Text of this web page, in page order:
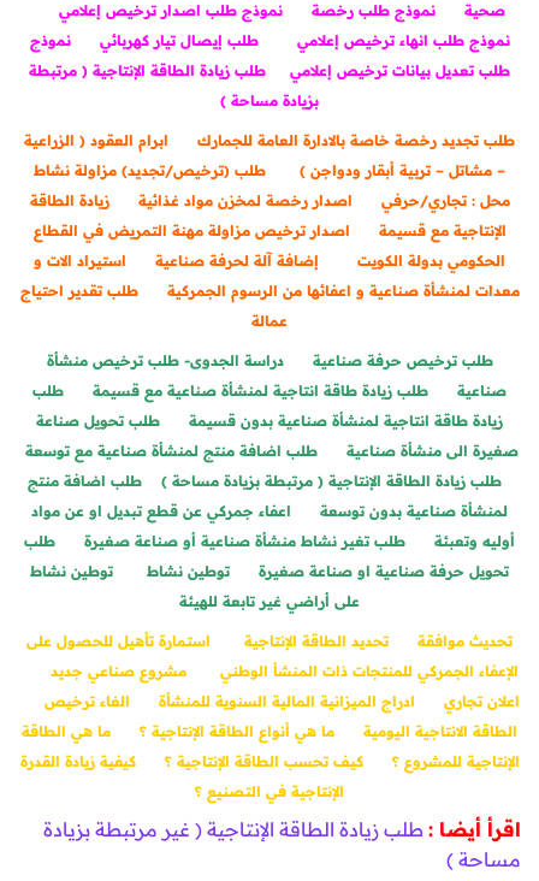
صحية
نموذج طلب رخصة
نموذج طلب اصدار ترخيص إعلامي
نموذج طلب انهاء ترخيص إعلامي
طلب إيصال تيار كهربائي
نموذج
طلب تعديل بيانات ترخيص إعلامي
طلب زيادة الطاقة الإنتاجية ( مرتبطة
بزيادة مساحة )
طلب تجديد رخصة خاصة بالادارة العامة للجمارك
ابرام العقود ( الزراعية
– مشاتل – تربية أبقار ودواجن )
طلب (ترخيص/تجديد) مزاولة نشاط
محل : تجاري/حرفي
اصدار رخصة لمخزن مواد غذائية
زيادة الطاقة
الإنتاجية مع قسيمة
اصدار ترخيص مزاولة مهنة التمريض في القطاع
الحكومي بدولة الكويت
إضافة آلة لحرفة صناعية
استيراد الات و
معدات لمنشأة صناعية و اعفائها من الرسوم الجمركية
طلب تقدير احتياج
عمالة
طلب ترخيص حرفة صناعية
دراسة الجدوى- طلب ترخيص منشأة
صناعية
طلب زيادة طاقة انتاجية لمنشأة صناعية مع قسيمة
طلب
زيادة طاقة انتاجية لمنشأة صناعية بدون قسيمة
طلب تحويل صناعة
صغيرة الى منشأة صناعية
طلب اضافة منتج لمنشأة صناعية مع توسعة
طلب زيادة الطاقة الإنتاجية ( مرتبطة بزيادة مساحة )
طلب اضافة منتج
لمنشأة صناعية بدون توسعة
اعفاء جمركي عن قطع تبديل او عن مواد
أوليه وتعبئة
طلب تغير نشاط منشأة صناعية أو صناعة صغيرة
طلب
تحويل حرفة صناعية او صناعة صغيرة
توطين نشاط
توطين نشاط
على أراضي غير تابعة للهيئة
تحديث موافقة تحديد الطاقة الإنتاجية
استمارة تأهيل للحصول على
الإعفاء الجمركي للمنتجات ذات المنشأ الوطني
مشروع صناعي جديد
اعلان تجاري
ادراج الميزانية المالية السنوية للمنشأة
الغاء ترخيص
الطاقة الانتاجية اليومية
ما هي أنواع الطاقة الإنتاجية ؟
ما هي الطاقة
الإنتاجية للمشروع ؟
كيف تحسب الطاقة الإنتاجية ؟
كيفية زيادة القدرة
الإنتاجية في التصنيع ؟
اقرأ أيضا : طلب زيادة الطاقة الإنتاجية ( غير مرتبطة بزيادة
مساحة )